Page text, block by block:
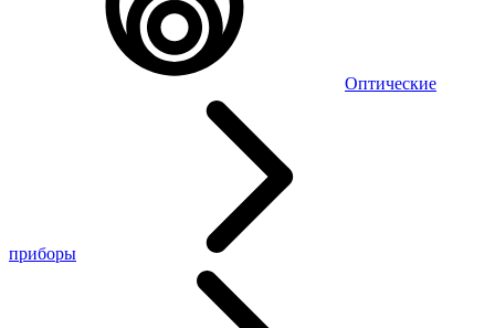
Оптические
приборы